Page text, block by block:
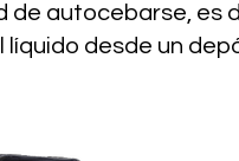
de autocebarse, es
líquido desde un